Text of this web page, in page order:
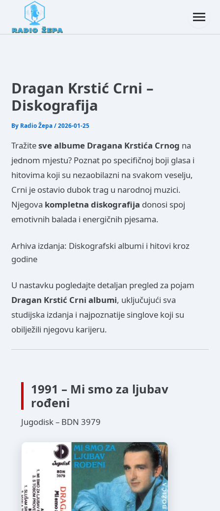
Dragan Krstić Crni –
Diskografija
By Radio Žepa/2026-01-25
Tražitesve albume Dragana Krstića Crnog na
jednom mjestu? Poznat po specifičnoj boji glasa i
hitovima koji su nezaobilazni na svakom veselju,
Crni je ostavio dubok trag u narodnoj muzici.
Njegova kompletna diskografija donosi spoj
emotivnih balada i energičnih pjesama.
Arhiva izdanja: Diskografski albumi i hitovi kroz
godine
U nastavku pogledajte detaljan pregled za pojam
Dragan Krstić Crni albumi, uključujući sva
studijska izdanja i najpoznatije singlove koji su
obilježili njegovu karijeru.
1991 – Mi smo za ljubav
rođeni
Jugodisk – BDN 3979